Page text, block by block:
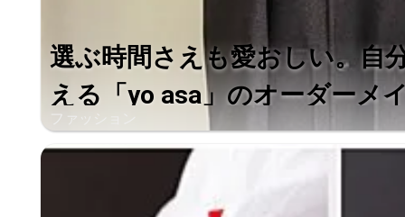
選ぶ時間さえも愛おしい。自
える「yo asa」のオーダーメ
ファッション